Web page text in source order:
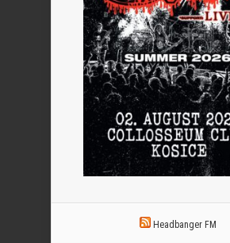
Headbanger FM